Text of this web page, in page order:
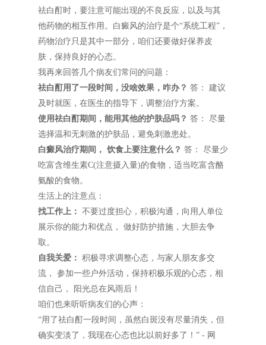
祛白酊时，要注意可能出现的不良反应，以及与其
他药物的相互作用。白癜风的治疗是个“系统工程”，
药物治疗只是其中一部分，咱们还要做好保养皮
肤，保持良好的心态。
我再来回答几个病友们常问的问题：
祛白酊用了一段时间，没啥效果，咋办？ 答： 建议
及时就医，在医生的指导下，调整治疗方案。
使用祛白酊期间，能用其他的护肤品吗？ 答： 尽量
选择温和无刺激的护肤品，避免刺激患处。
白癜风治疗期间， 饮食上要注意什么？ 答： 尽量少
吃富含维生素C(注意摄入量)的食物，适当吃富含酪
氨酸的食物。
生活上的注意点：
找工作上： 不要过度担心，积极沟通，向用人单位
展示你的能力和优点， 做好防护措施，大胆去争
取。
自我关爱： 积极寻求调整心态，与家人朋友多交
流， 参加一些户外活动，保持积极乐观的心态，相
信自己， 阳光总在风雨后！
咱们也来听听病友们的心声：
“用了祛白酊一段时间，虽然白斑没有尽量消失，但
确实变淡了，我现在心态也比以前好多了！” - 网